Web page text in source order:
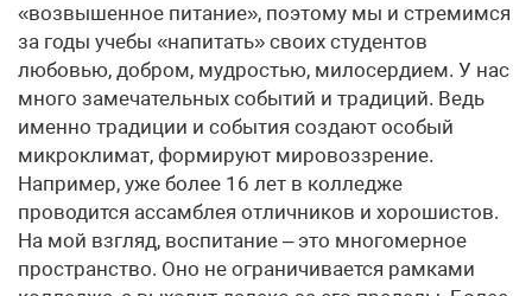
«возвышенное питание», поэтому мы и стремимся
за годы учебы «напитать» своих студентов
любовью, добром, мудростью, милосердием. У нас
много замечательных событий и традиций. Ведь
именно традиции и события создают особый
микроклимат, формируют мировоззрение.
Например, уже более 16 лет в колледже
проводится ассамблея отличников и хорошистов.
На мой взгляд, воспитание – это многомерное
пространство. Оно не ограничивается рамками